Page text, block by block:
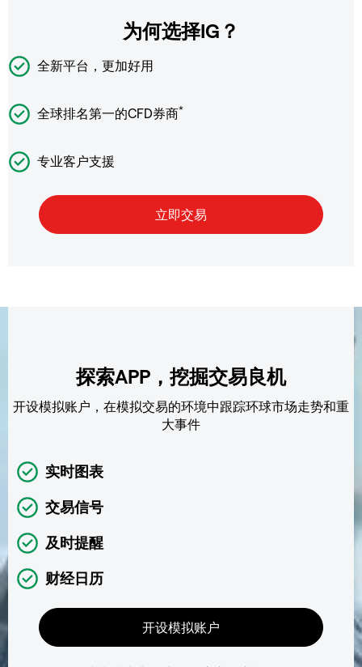
为何选择IG？
全新平台，更加好用
全球排名第一的CFD券商*
专业客户支援
探索APP，挖掘交易良机
开设模拟账户，在模拟交易的环境中跟踪环球市场走势和重
大事件
实时图表
交易信号
及时提醒
财经日历